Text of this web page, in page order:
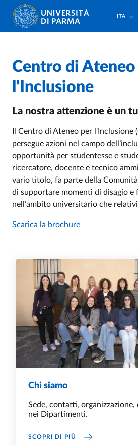
Salta al contenuto principale
Salta a fondo pagina
ITA
Centro di Ateneo
l'Inclusione
La nostra attenzione è un
Il Centro di Ateneo per l'Inclusione
persegue azioni nel campo
opportunità per studentesse e
ricercatore, docente e tecnico
vario titolo, fa parte della
di supportare momenti di disagio e
nell’ambito universitario che
Scarica la brochure
Servizi
Chi siamo
Sede, contatti,
nei Dipartimenti.
SCOPRI DI PIÙ CHI SIAMO